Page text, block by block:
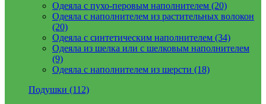
Одеяла с пухо-перовым наполнителем (20)
Одеяла с наполнителем из растительных волокон
(20)
Одеяла с синтетическим наполнителем (34)
Одеяла из шелка или с шелковым наполнителем
(9)
Одеяла с наполнителем из шерсти (18)
Подушки (112)